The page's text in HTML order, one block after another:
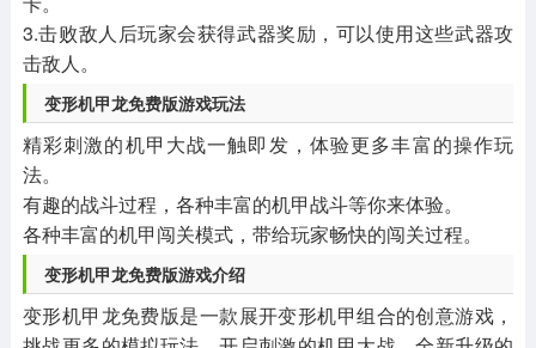
3.击败敌人后玩家会获得武器奖励，可以使用这些武器攻
击敌人。
变形机甲龙免费版游戏玩法
精彩刺激的机甲大战一触即发，体验更多丰富的操作玩
法。
有趣的战斗过程，各种丰富的机甲战斗等你来体验。
各种丰富的机甲闯关模式，带给玩家畅快的闯关过程。
变形机甲龙免费版游戏介绍
变形机甲龙免费版是一款展开变形机甲组合的创意游戏，